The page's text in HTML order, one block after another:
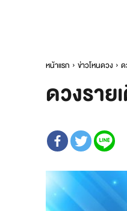
หน้าแรก ข่าวโหนดวง
ดวงรา